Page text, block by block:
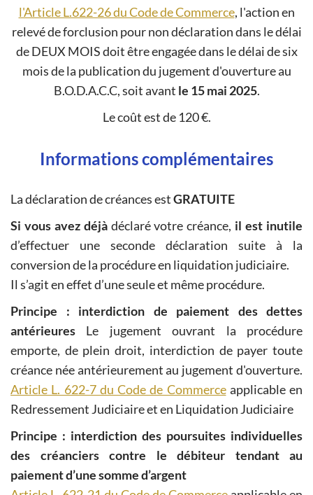
l'Article L.622-26 du Code de Commerce, l'action en
relevé de forclusion pour non déclaration dans le délai
de DEUX MOIS doit être engagée dans le délai de six
mois de la publication du jugement d'ouverture au
B.O.D.A.C.C, soit avant le 15 mai 2025.
Le coût est de 120 €.
Informations complémentaires
La déclaration de créances estGRATUITE
Si vous avez déjàdéclaré votre créance, il est inutile
d’effectuer une seconde déclaration suite à la
conversion de la procédure en liquidation judiciaire.
Il s’agit en effet d’une seule et même procédure.
Principe : interdiction de paiement des dettes
antérieures Le jugement ouvrant la procédure
emporte, de plein droit, interdiction de payer toute
créance née antérieurement au jugement d'ouverture.
Article L. 622-7 du Code de Commerceapplicable en
Redressement Judiciaire et en Liquidation Judiciaire
Principe : interdiction des poursuites individuelles
des créanciers contre le débiteur tendant au
paiement d’une somme d’argent